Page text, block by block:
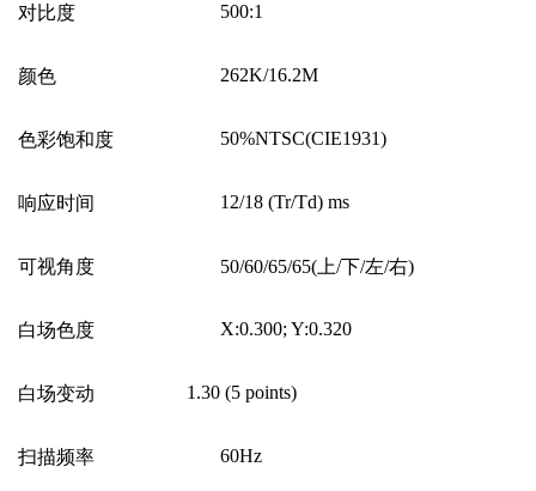
对比度 500:1
颜色 262K/16.2M
色彩饱和度 50%NTSC(CIE1931)
响应时间 12/18 (Tr/Td) ms
可视角度 50/60/65/65(上/下/左/右)
白场色度 X:0.300; Y:0.320
白场变动 1.30 (5 points)
扫描频率 60Hz